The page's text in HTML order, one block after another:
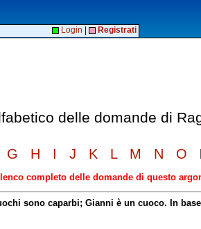
Login Registrati
delle domande di
G H I J K L M N O
completo delle domande di questo
sono caparbi; Gianni è un cuoco. In